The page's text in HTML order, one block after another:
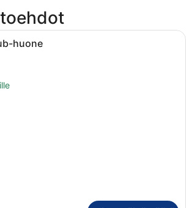
Hotellihuone, jossa on suuri
huone